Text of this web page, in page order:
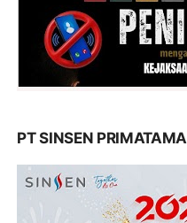
PT SINSEN PRIMATAMA